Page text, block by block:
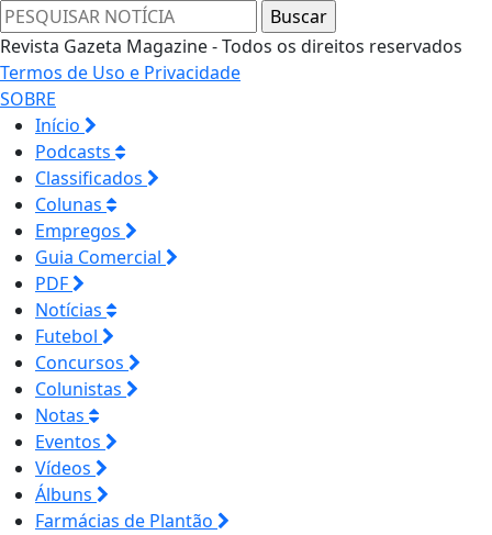
Revista Gazeta Magazine - Todos os direitos reservados
Termos de Uso e Privacidade
SOBRE
Início
Podcasts
Classificados
Colunas
Empregos
Guia Comercial
PDF
Notícias
Futebol
Concursos
Colunistas
Notas
Eventos
Vídeos
Álbuns
Farmácias de Plantão